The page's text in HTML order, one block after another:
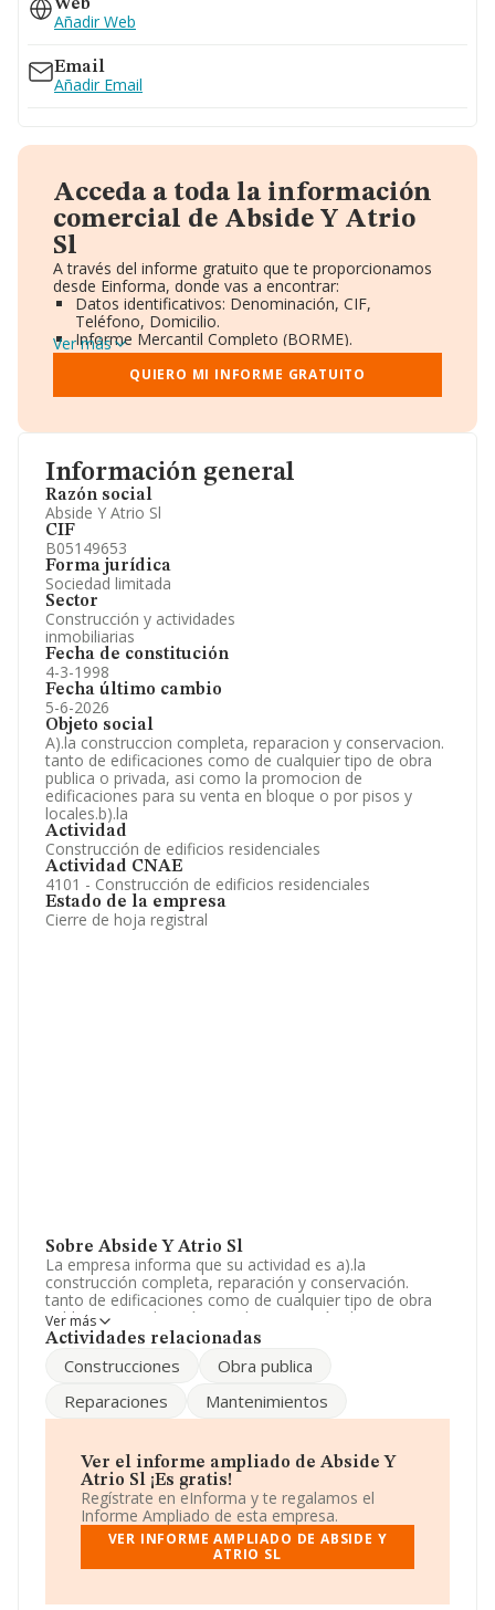
Información general
Razón social
Abside Y Atrio Sl
CIF
B05149653
Forma jurídica
Sociedad limitada
Sector
Construcción y actividades
inmobiliarias
Fecha de constitución
4-3-1998
Fecha último cambio
5-6-2026
Objeto social
A).la construccion completa, reparacion y conservacion.
tanto de edificaciones como de cualquier tipo de obra
publica o privada, asi como la promocion de
edificaciones para su venta en bloque o por pisos y
locales.b).la
Actividad
Construcción de edificios residenciales
Actividad CNAE
4101 - Construcción de edificios residenciales
Estado de la empresa
Cierre de hoja registral
Sobre Abside Y Atrio Sl
La empresa informa que su actividad es a).la
construcción completa, reparación y conservación.
tanto de edificaciones como de cualquier tipo de obra
publica o privada, así como la promoción de
edificaciones para su venta en bloque o por pisos y
Mercantil como Sociedad Limitada. Tiene CNAE: 4101 -
exportación.
Comisión, de 6 de mayo de 2003, sobre la definición de
microempresas, pequeñas y medianas empresas, la
compañía reúne los requisitos de una microempresa.
Los empleados se han reducido un 67% y atendiendo a
los datos disponibles en INFORMA, el número de
empleados de la compañía ha estado por debajo de la
media de sector.
La sociedad españolaAbside y Atrio S.L, con NIF
Ver más
Actividades relacionadas
Construcciones
Obra publica
Reparaciones
Mantenimientos
Ver el informe ampliado de Abside Y
Atrio Sl ¡Es gratis!
Regístrate en eInforma y te regalamos el
Informe Ampliado de esta empresa.
VER INFORME AMPLIADO DE ABSIDE Y
ATRIO SL
Web
Añadir Web
Email
Añadir Email
Acceda a toda la información
comercial de Abside Y Atrio
Sl
A través del informe gratuito que te proporcionamos
desde Einforma, donde vas a encontrar:
Datos identificativos: Denominación, CIF,
Teléfono, Domicilio.
Informe Mercantil Completo (BORME).
Gráficos de Evolución Ventas y Empleados.
Consejo de Administración y Administradores.
Directivos y Ejecutivos.
Información oficial y registral complementaria.
Ver más
QUIERO MI INFORME GRATUITO